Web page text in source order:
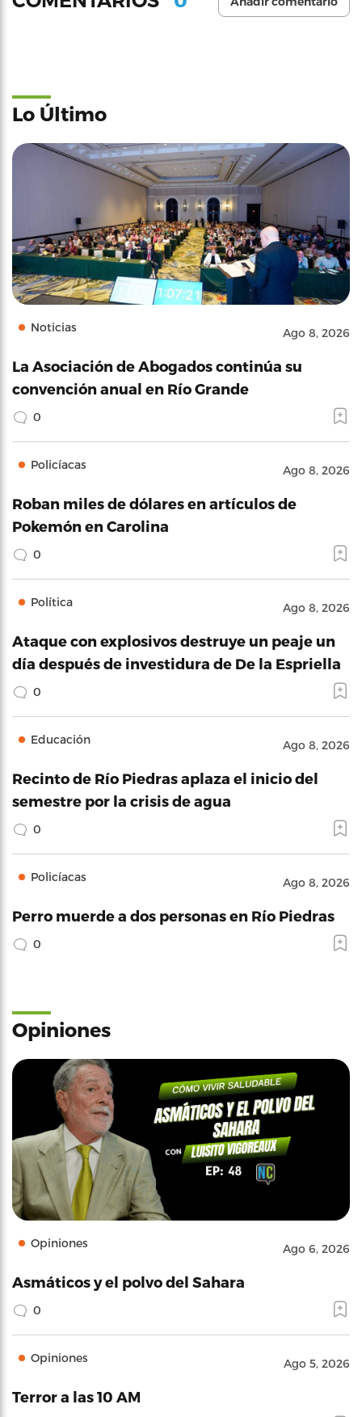
Lo Último
Noticias Ago 8, 2026
La Asociación de Abogados continúa su
convención anual en Río Grande
0
Policíacas Ago 8, 2026
Roban miles de dólares en artículos de
Pokemón en Carolina
0
Política Ago 8, 2026
Ataque con explosivos destruye un peaje un
día después de investidura de De la Espriella
0
Educación Ago 8, 2026
Recinto de Río Piedras aplaza el inicio del
semestre por la crisis de agua
0
Policíacas Ago 8, 2026
Perro muerde a dos personas en Río Piedras
0
Opiniones
Opiniones Ago 6, 2026
Asmáticos y el polvo del Sahara
0
Opiniones Ago 5, 2026
Terror a las 10 AM